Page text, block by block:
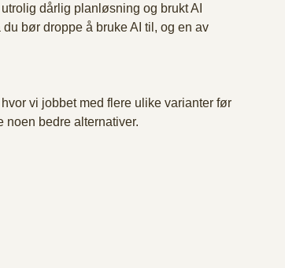
dårlig planløsning og brukt AI
bør droppe å bruke AI til, og en av
vi jobbet med flere ulike varianter før
noen bedre alternativer.